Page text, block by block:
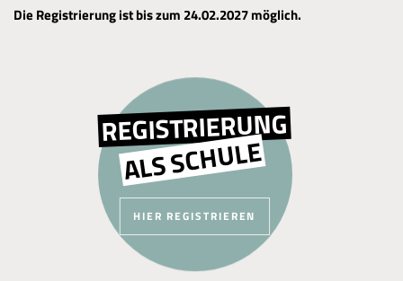
Die Registrierung ist bis zum 24.02.2027 möglich.
REGISTRIERUNG
ALS SCHULE
HIER REGISTRIEREN